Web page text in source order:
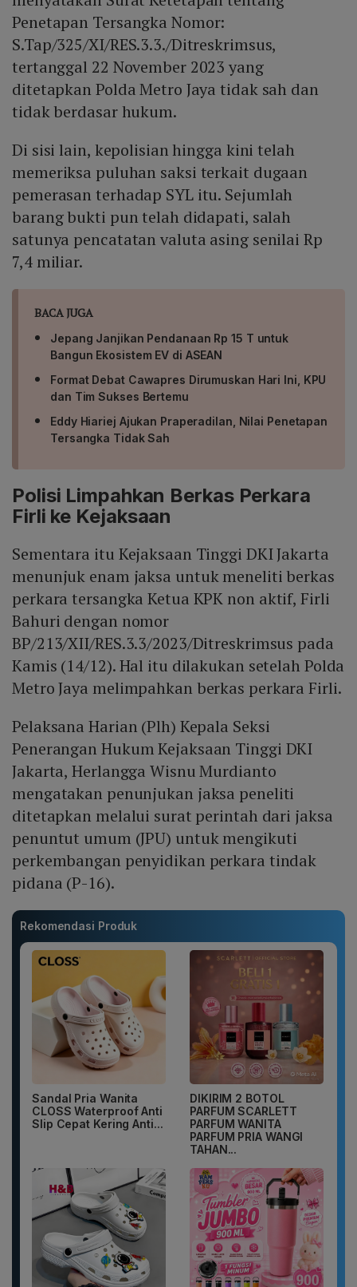
Penetapan Tersangka Nomor:
S.Tap/325/XI/RES.3.3./Ditreskrimsus,
tertanggal 22 November 2023 yang
ditetapkan Polda Metro Jaya tidak sah dan
tidak berdasar hukum.
Di sisi lain, kepolisian hingga kini telah
memeriksa puluhan saksi terkait dugaan
pemerasan terhadap SYL itu. Sejumlah
barang bukti pun telah didapati, salah
satunya pencatatan valuta asing senilai Rp
7,4 miliar.
BACA JUGA
Jepang Janjikan Pendanaan Rp 15 T untuk
Bangun Ekosistem EV di ASEAN
Format Debat Cawapres Dirumuskan Hari Ini, KPU
dan Tim Sukses Bertemu
Eddy Hiariej Ajukan Praperadilan, Nilai Penetapan
Tersangka Tidak Sah
Polisi Limpahkan Berkas Perkara
Firli ke Kejaksaan
Sementara itu Kejaksaan Tinggi DKI Jakarta
menunjuk enam jaksa untuk meneliti berkas
perkara tersangka Ketua KPK non aktif, Firli
Bahuri dengan nomor
BP/213/XII/RES.3.3/2023/Ditreskrimsus pada
Kamis (14/12). Hal itu dilakukan setelah Polda
Metro Jaya melimpahkan berkas perkara Firli.
Pelaksana Harian (Plh) Kepala Seksi
Penerangan Hukum Kejaksaan Tinggi DKI
Jakarta, Herlangga Wisnu Murdianto
mengatakan penunjukan jaksa peneliti
ditetapkan melalui surat perintah dari jaksa
penuntut umum (JPU) untuk mengikuti
perkembangan penyidikan perkara tindak
pidana (P-16).
Rekomendasi Produk
Sandal Pria Wanita
CLOSS Waterproof Anti
Slip Cepat Kering Anti...
DIKIRIM 2 BOTOL
PARFUM SCARLETT
PARFUM WANITA
PARFUM PRIA WANGI
TAHAN...